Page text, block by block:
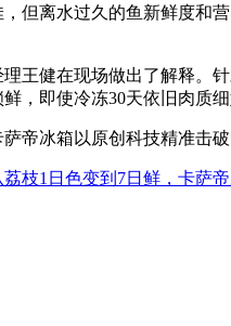
但离水过久的鱼新鲜度和
健在现场做出了解释。
，即使冷冻30天依旧肉质
冰箱以原创科技精准击破
荔枝1日色变到7日鲜，卡萨